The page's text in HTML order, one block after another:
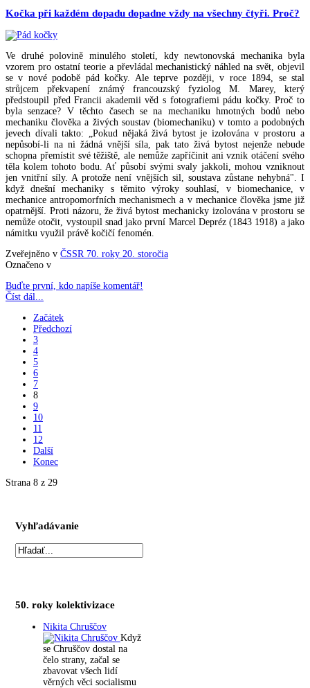
Kočka při každém dopadu dopadne vždy na všechny čtyři. Proč?
Ve druhé polovině minulého století, kdy newtonovská mechanika byla
vzorem pro ostatní teorie a převládal mechanistický náhled na svět, objevil
se v nové podobě pád kočky. Ale teprve později, v roce 1894, se stal
strůjcem překvapení známý francouzský fyziolog M. Marey, který
předstoupil před Francii akademii věd s fotografiemi pádu kočky. Proč to
byla senzace? V těchto časech se na mechaniku hmotných bodů nebo
mechaniku člověka a živých soustav (biomechaniku) v tomto a podobných
jevech dívali takto: „Pokud nějaká živá bytost je izolována v prostoru a
nepůsobí-li na ni žádná vnější síla, pak tato živá bytost nejenže nebude
schopna přemístit své těžiště, ale nemůže zapříčinit ani vznik otáčení svého
těla kolem tohoto bodu. Ať působí svými svaly jakkoli, mohou vzniknout
jen vnitřní síly. A protože není vnějších sil, soustava zůstane nehybná". I
když dnešní mechaniky s těmito výroky souhlasí, v biomechanice, v
mechanice antropomorfních mechanismech a v mechanice člověka jsme již
opatrnější. Proti názoru, že živá bytost mechanicky izolována v prostoru se
nemůže otočit, vystoupil snad jako první Marcel Depréz (1843 1918) a jako
námitku využil právě kočičí fenomén.
Zveřejněno v ČSSR 70. roky 20. storočia
Označeno v
Buďte první, kdo napíše komentář!
Číst dál...
Začátek
Předchozí
3
4
5
6
7
8
9
10
11
12
Další
Konec
Strana 8 z 29
Vyhľadávanie
50. roky kolektivizace
Nikita Chruščov
Když
se Chruščov dostal na
čelo strany, začal se
zbavovat všech lidí
věrných věci socialismu